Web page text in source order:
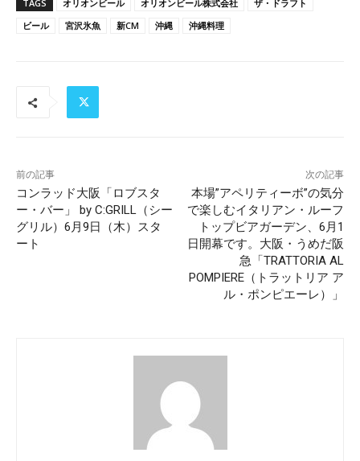
TAGS オリオンビール オリオンビール株式会社
ザ・ドラフト
ビール
宮沢氷魚 新CM 沖縄 沖縄料理
前の記事
コンラッド大阪「ロブスタ
ー・バー」 by C:GRILL（シー
グリル）6月9日（木）スタ
ート
次の記事
本場”アペリティーボ”の気分
で楽しむイタリアン・ルーフ
トップビアガーデン、6月1
日開幕です。大阪・うめだ阪
急「TRATTORIA AL
POMPIERE（トラットリア ア
ル・ポンピエーレ）」